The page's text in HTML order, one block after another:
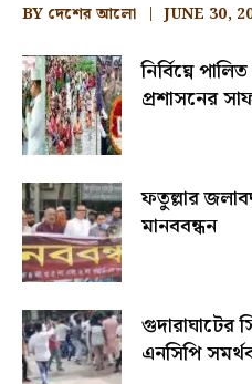
BY দেশের আলো JUNE 30,
নির্বিঘ্নে
প্রশাসনের
ফতুল্লার
মানববন্ধন
গুদারাঘাটের
এনসিপি